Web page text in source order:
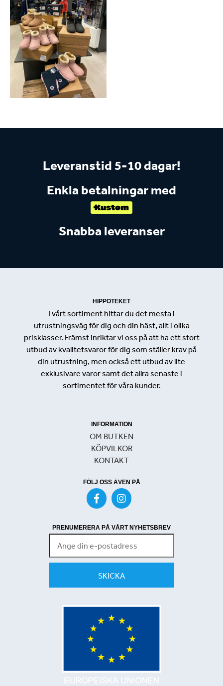
Leveranstid 5-10 dagar!
Enkla betalningar med
Snabba leveranser
HIPPOTEKET
I vårt sortiment hittar du det mesta i
utrustningsväg för dig och din häst, allt i olika
prisklasser. Främst inriktar vi oss på att ha ett stort
utbud av kvalitetsvaror för dig som ställer krav på
din utrustning, men också ett utbud av lite
exklusivare varor samt det allra senaste i
sortimentet för våra kunder.
INFORMATION
OM BUTKEN
KÖPVILKOR
KONTAKT
FÖLJ OSS ÄVEN PÅ
PRENUMERERA PÅ VÅRT NYHETSBREV